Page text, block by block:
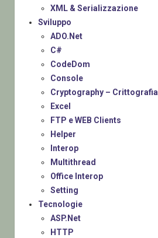
XML & Serializzazione
Sviluppo
ADO.Net
C#
CodeDom
Console
Cryptography – Crittografia
Excel
FTP e WEB Clients
Helper
Interop
Multithread
Office Interop
Setting
Tecnologie
ASP.Net
HTTP